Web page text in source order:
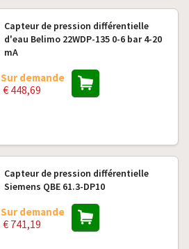
Capteur de pression différentielle
d'eau Belimo 22WDP-135 0-6 bar 4-20
mA
Sur demande
€ 448,69
Capteur de pression différentielle
Siemens QBE 61.3-DP10
Sur demande
€ 741,19